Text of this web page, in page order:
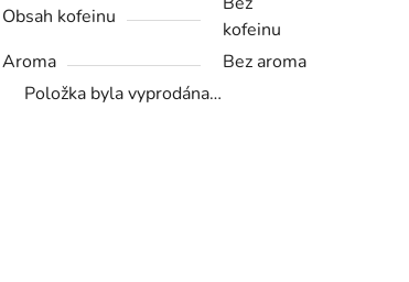
Obsah kofeinu
kofeinu
Aroma
Bez aroma
Položka byla vyprodána…